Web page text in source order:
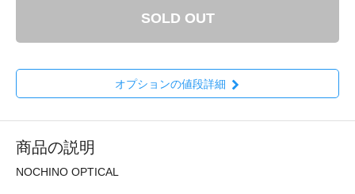
SOLD OUT
オプションの値段詳細
商品の説明
NOCHINO OPTICAL